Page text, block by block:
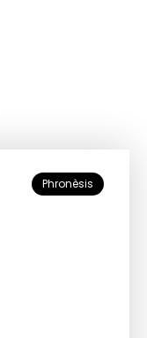
Phronèsis